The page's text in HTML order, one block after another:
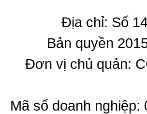
Địa chỉ: Số
Bản quyền
Đơn vị chủ quản:
Mã số doanh